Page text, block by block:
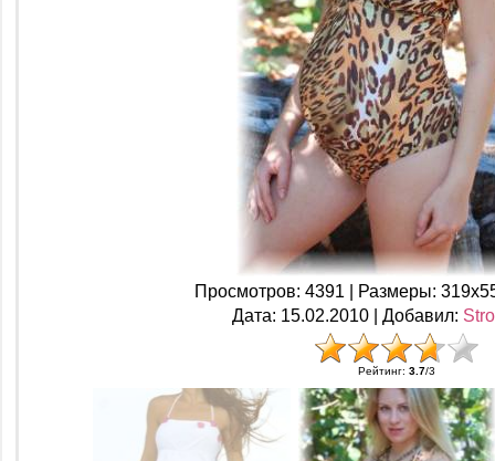
Просмотров: 4391 | Размеры:
Дата: 15.02.2010 | Добавил:
Рейтинг: 3.7/3